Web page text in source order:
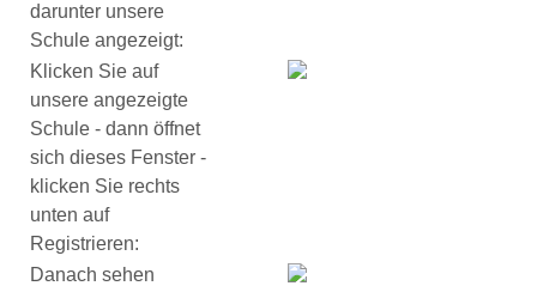
darunter unsere
Schule angezeigt:
Klicken Sie auf
unsere angezeigte
Schule - dann öffnet
sich dieses Fenster -
klicken Sie rechts
unten auf
Registrieren:
Danach sehen